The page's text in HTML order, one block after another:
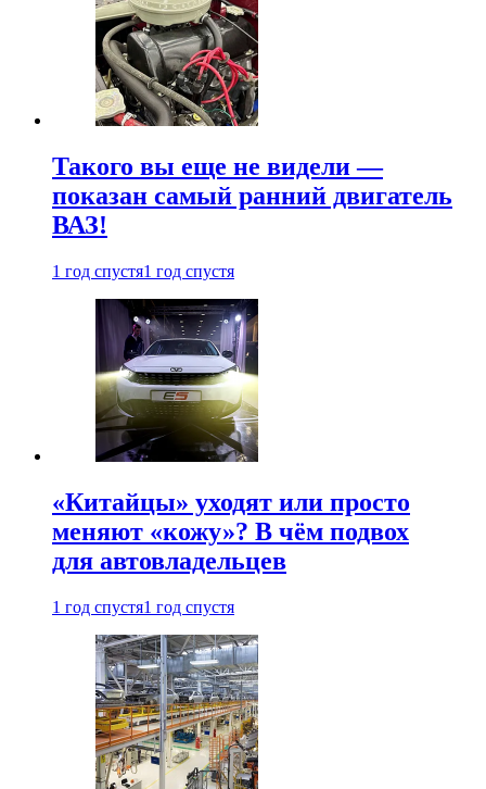
Такого вы еще не видели —
показан самый ранний двигатель
ВАЗ!
1 год спустя1 год спустя
«Китайцы» уходят или просто
меняют «кожу»? В чём подвох
для автовладельцев
1 год спустя1 год спустя